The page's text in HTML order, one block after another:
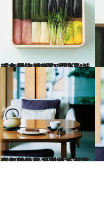
2023.9.24
三大漬物以外にも逸品がずらり！ 京都で買うべき「お漬物」5選 【間違いのない古都みやげ②】
旅＆お出かけ
2023.9.12
京都の静謐な空間で至高のお茶を… 進化する茶文化を味わうスポット2選 【川端二条・祇園】
グルメ